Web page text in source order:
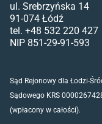
ul. Srebrzyńska 14
91-074 Łódź
tel. +48 532 220 427
NIP 851-29-91-593
Sąd Rejonowy dla Łodzi-
Sądowego KRS
(wpłacony w całości).